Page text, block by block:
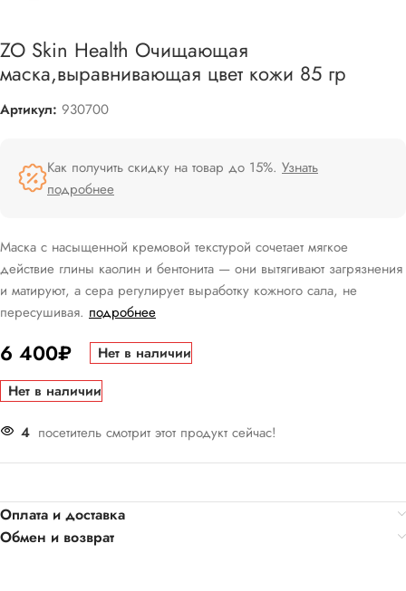
ZO Skin Health Очищающая
маска,выравнивающая цвет кожи 85 гр
Артикул: 930700
Как получить скидку на товар до 15%. Узнать
подробнее
Маска с насыщенной кремовой текстурой сочетает мягкое
действие глины каолин и бентонита — они вытягивают загрязнения
и матируют, а сера регулирует выработку кожного сала, не
пересушивая. подробнее
6 400₽
Нет в наличии
Нет в наличии
4 посетитель смотрит этот продукт сейчас!
Оплата и доставка
Обмен и возврат